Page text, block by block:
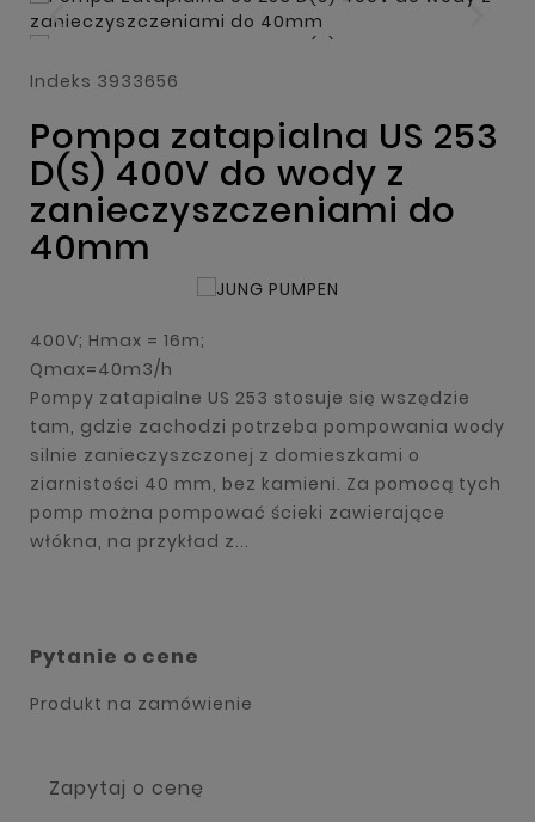
Indeks 3933656
Pompa zatapialna US 253
D(S) 400V do wody z
zanieczyszczeniami do
40mm
400V; Hmax = 16m;
Qmax=40m3/h
Pompy zatapialne US 253 stosuje się wszędzie
tam, gdzie zachodzi potrzeba pompowania wody
silnie zanieczyszczonej z domieszkami o
ziarnistości 40 mm, bez kamieni. Za pomocą tych
pomp można pompować ścieki zawierające
włókna, na przykład z...
Pytanie o cene
Produkt na zamówienie
Zapytaj o cenę